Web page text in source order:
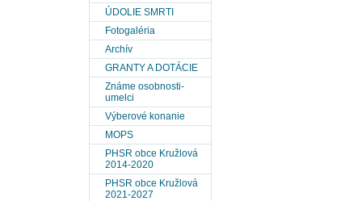
ÚDOLIE SMRTI
Fotogaléria
Archív
GRANTY A DOTÁCIE
Známe osobnosti-
umelci
Výberové konanie
MOPS
PHSR obce Kružlová
2014-2020
PHSR obce Kružlová
2021-2027